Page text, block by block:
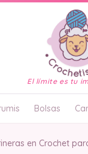
El límite es tu
Bolsas
en Crochet